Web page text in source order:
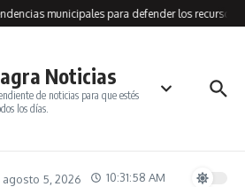
municipales para defender los recursos
Noticias
de noticias para que estés
los días.
5, 2026 10:31:58 AM